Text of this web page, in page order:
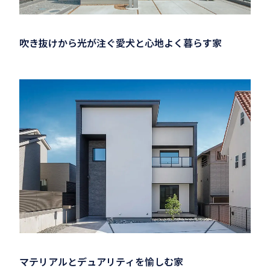
吹き抜けから光が注ぐ愛犬と心地よく暮らす家
マテリアルとデュアリティを愉しむ家